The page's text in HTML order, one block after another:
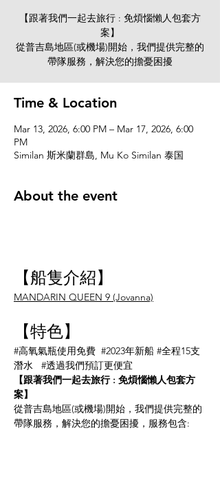
【跟著我們一起去旅行 : 免煩惱懶人包套方
案】
從普吉島地區(或機場)開始，我們提供完整的
帶隊服務，解決您的擔憂困擾
Time & Location
Mar 13, 2026, 6:00 PM – Mar 17, 2026, 6:00
PM
Similan 斯米蘭群島, Mu Ko Similan 泰国
About the event
【船隻介紹】
MANDARIN QUEEN 9 (Jovanna)
【特色】
#高氧氣瓶使用免費 #2023年新船 #全程15支
潛水
#透過我們預訂更便宜
【跟著我們一起去旅行 : 免煩惱懶人包套方
案】
從普吉島地區(或機場)開始，我們提供完整的
帶隊服務，解決您的擔憂困擾，服務包含: